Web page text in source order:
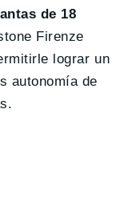
de 18
Firenze
lograr un
autonomía de